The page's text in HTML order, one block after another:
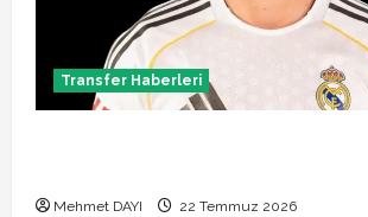
Transfer Haberleri
Mehmet DAYI 22 Temmuz 2026